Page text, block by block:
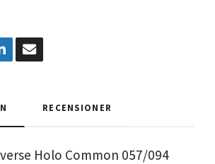
RECENSIONER
Holo Common 057/094